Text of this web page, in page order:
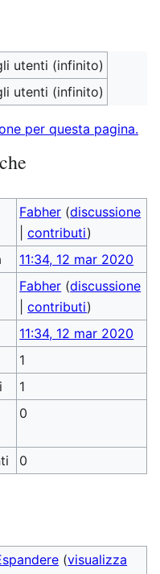
utenti (infinito)
utenti (infinito)
per questa pagina.
Fabher (discussione
|contributi)
11:34, 12 mar 2020
Fabher (discussione
|contributi)
11:34, 12 mar 2020
1
1
0
0
(visualizza